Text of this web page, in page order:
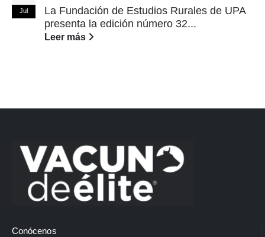
Jul
La Fundación de Estudios Rurales de UPA
presenta la edición número 32...
Leer más
Conócenos